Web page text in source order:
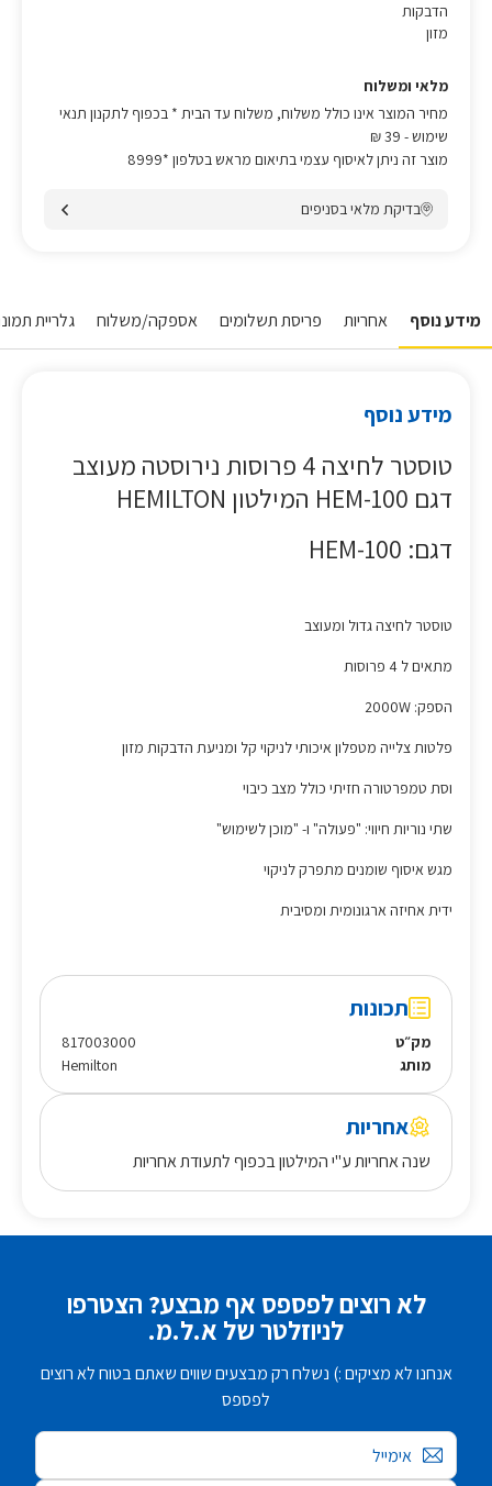
הדבקות
מזון
מלאי ומשלוח
מחיר המוצר אינו כולל משלוח, משלוח עד הבית * בכפוף לתקנון תנאי
שימוש- 39 ₪
מוצר זה ניתן לאיסוף עצמי בתיאום מראש בטלפון *8999
בדיקת מלאי בסניפים
מידע נוסף אחריות פריסת תשלומים אספקה/משלוח גלריית
מידע נוסף
טוסטר לחיצה 4 פרוסות נירוסטה מעוצב
דגם HEM-100 המילטון HEMILTON
דגם: HEM-100
טוסטר לחיצה גדול ומעוצב
מתאים ל 4 פרוסות
הספק: 2000W
פלטות צלייה מטפלון איכותי לניקוי קל ומניעת הדבקות מזון
וסת טמפרטורה חזיתי כולל מצב כיבוי
שתי נוריות חיווי: "פעולה" ו- "מוכן לשימוש"
מגש איסוף שומנים מתפרק לניקוי
ידית אחיזה ארגונומית ומסיבית
תכונות
מק״ט
817003000
מותג
Hemilton
אחריות
שנה אחריות ע"י המילטון בכפוף לתעודת אחריות
לא רוצים לפספס אף מבצע? הצטרפו
לניוזלטר של א.ל.מ.
אנחנו לא מציקים :) נשלח רק מבצעים שווים שאתם בטוח לא רוצים
לפספס
אימייל